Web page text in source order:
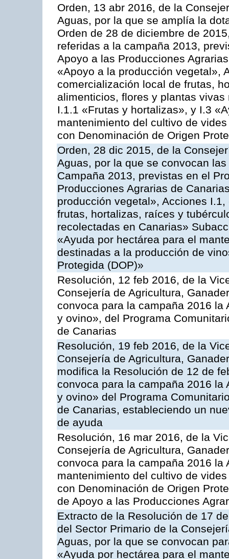
Orden, 13 abr 2016, de la
Aguas, por la que se amplía la
Orden de 28 de diciembre de
referidas a la campaña 2013,
Apoyo a las Producciones
«Apoyo a la producción vegetal»,
comercialización local de frutas,
alimenticios, flores y plantas
I.1.1 «Frutas y hortalizas», y I.3
mantenimiento del cultivo de
con Denominación de Origen
Orden, 28 dic 2015, de la
Aguas, por la que se convocan
Campaña 2013, previstas en el
Producciones Agrarias de
producción vegetal», Acciones
frutas, hortalizas, raíces y
recolectadas en Canarias»
«Ayuda por hectárea para el
destinadas a la producción de
Protegida (DOP)»
Resolución, 12 feb 2016, de la
Consejería de Agricultura,
convoca para la campaña 2016
y ovino», del Programa
de Canarias
Resolución, 19 feb 2016, de la
Consejería de Agricultura,
modifica la Resolución de 12 de
convoca para la campaña 2016
y ovino» del Programa
de Canarias, estableciendo un
de ayuda
Resolución, 16 mar 2016, de la
Consejería de Agricultura,
convoca para la campaña 2016 la
mantenimiento del cultivo de
con Denominación de Origen
de Apoyo a las Producciones
Extracto de la Resolución de 17
del Sector Primario de la
Aguas, por la que se convocan
«Ayuda por hectárea para el